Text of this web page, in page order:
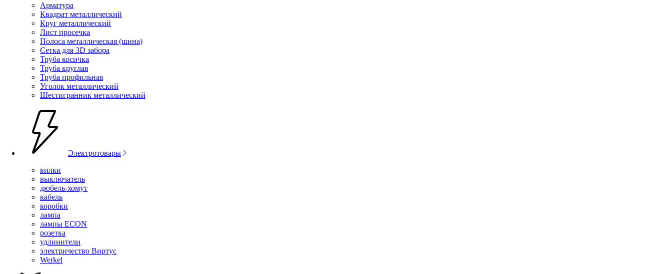
Арматура
Квадрат металлический
Круг металлический
Лист просечка
Полоса металлическая (шина)
Сетка для 3D забора
Труба косичка
Труба круглая
Труба профильная
Уголок металлический
Шестигранник металлический
Электротовары
вилки
выключатель
дюбель-хомут
кабель
коробки
лампа
лампы ECON
розетка
удлинители
электричество Виртус
Werkel